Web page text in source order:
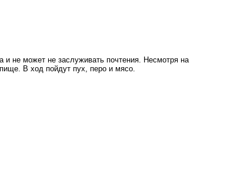
не может не заслуживать почтения. Несмотря на
В ход пойдут пух, перо и мясо.